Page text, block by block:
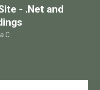
- .Net and
C.
email-form